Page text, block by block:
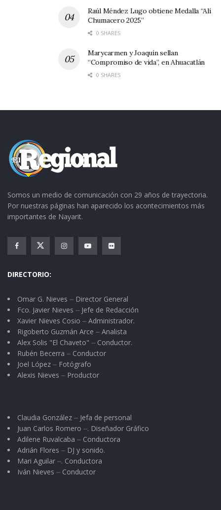
Raúl Méndez Lugo obtiene Medalla “Alí
Chumacero 2025”
0 SHARES
Marycarmen y Joaquín sellan
“Compromiso de vida”, en Ahuacatlán
0 SHARES
Somos un medio de comunicación con 29 años de trayectoria.
Por nuestras páginas han aparecido los acontecimientos más
importantes de Nayarit.
DIRECTORIO:
Omar G. Nieves ⏤ Director General
Fco. Javier Nieves ⏤ Jefe de Redacción
Xavier Nieves Cosio ⏤ Administrador.
Rigoberto Guzmán Arce ⏤ Analista
Alex Solis "El Chaveto" ⏤ Conductor.
Rubén Becerra ⏤ Conductor
Joel López ⏤ Fotógrafo
Alexis Nieves ⏤ Productor
Claudia González ⏤ Jefa de personal
Juan Carlos Romero ⏤. Diseñador Gráfico
Adilene Ruvalcaba ⏤ Conductora
Adrián Flores ⏤ DJ y sonido.
Mari Aguilar ⏤. Conductora
Iván Nieves ⏤ Conductor